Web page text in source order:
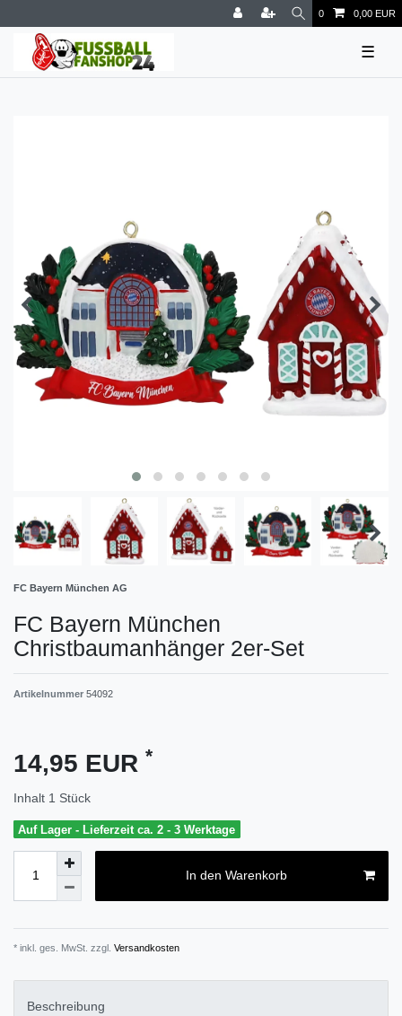
0 0,00 EUR
☰
FC Bayern München AG
FC Bayern München
Christbaumanhänger 2er-Set
Artikelnummer 54092
14,95 EUR *
Inhalt 1 Stück
Auf Lager - Lieferzeit ca. 2 - 3 Werktage
In den Warenkorb
* inkl. ges. MwSt. zzgl. Versandkosten
Beschreibung